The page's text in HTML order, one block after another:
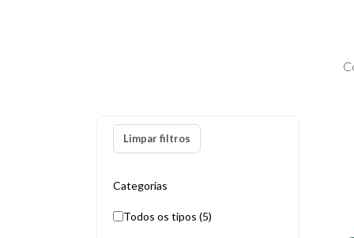
Limpar filtros
Categorias
Todos os tipos (5)